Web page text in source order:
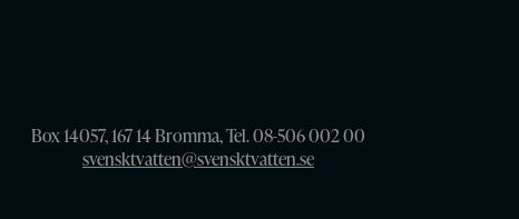
Box 14057, 167 14 Bromma, Tel. 08-506 002 00
svensktvatten@svensktvatten.se